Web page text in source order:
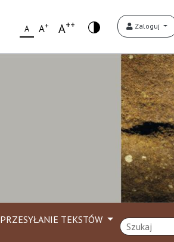
A A+ A++ Zaloguj
PRZESYŁANIE TEKSTÓW